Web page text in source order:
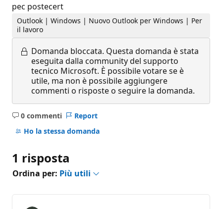
pec postecert
Outlook | Windows | Nuovo Outlook per Windows | Per
il lavoro
Domanda bloccata. Questa domanda è stata
eseguita dalla community del supporto
tecnico Microsoft. È possibile votare se è
utile, ma non è possibile aggiungere
commenti o risposte o seguire la domanda.
0 commenti
Nessun
commento
Report
Ho la stessa domanda
1 risposta
Ordina per: Più utili